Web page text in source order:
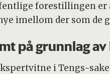
forestillingen er
imellom der som de
på grunnlag
i Tengs-